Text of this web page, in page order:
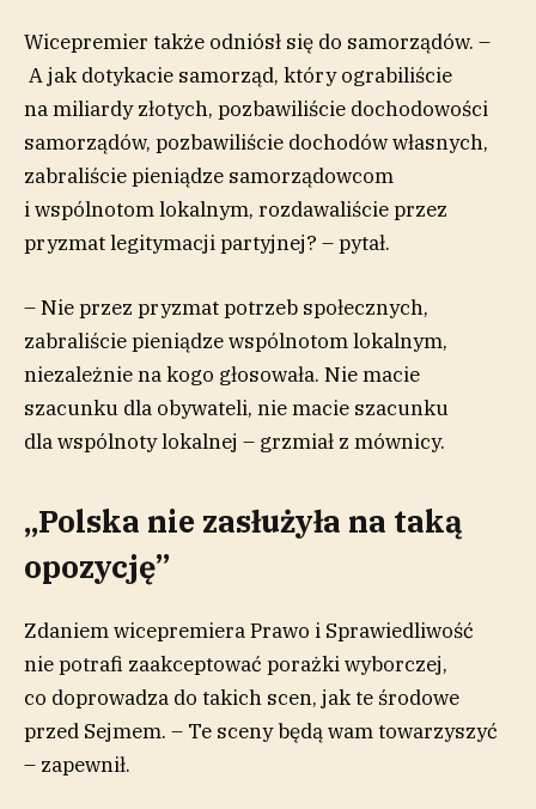
Wicepremier także odniósł się do samorządów. –
A jak dotykacie samorząd, który ograbiliście
na miliardy złotych, pozbawiliście dochodowości
samorządów, pozbawiliście dochodów własnych,
zabraliście pieniądze samorządowcom
i wspólnotom lokalnym, rozdawaliście przez
pryzmat legitymacji partyjnej? – pytał.
– Nie przez pryzmat potrzeb społecznych,
zabraliście pieniądze wspólnotom lokalnym,
niezależnie na kogo głosowała. Nie macie
szacunku dla obywateli, nie macie szacunku
dla wspólnoty lokalnej – grzmiał z mównicy.
„Polska nie zasłużyła na taką
opozycję”
Zdaniem wicepremiera Prawo i Sprawiedliwość
nie potrafi zaakceptować porażki wyborczej,
co doprowadza do takich scen, jak te środowe
przed Sejmem. – Te sceny będą wam towarzyszyć
– zapewnił.